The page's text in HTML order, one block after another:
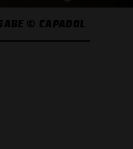
© CAPADOL